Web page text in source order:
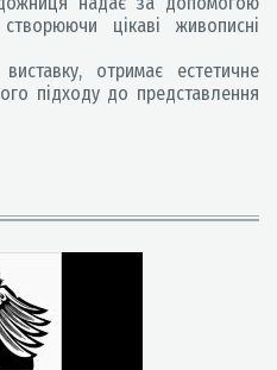
цікаві живописні
отримає естетичне
підходу до представлення